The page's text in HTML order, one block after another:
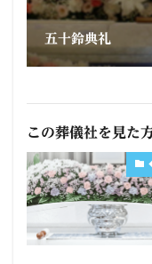
五十鈴典礼
この葬儀社を見た